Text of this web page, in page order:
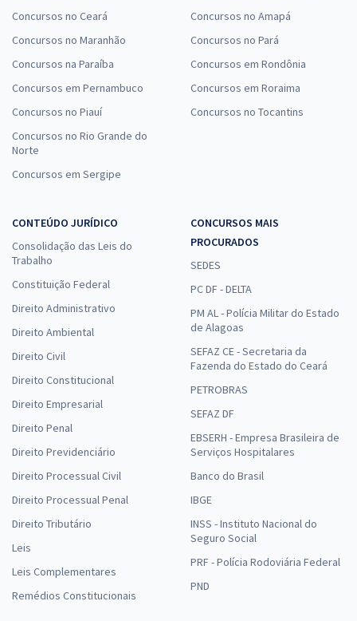
Concursos no Ceará
Concursos no Maranhão
Concursos na Paraíba
Concursos em Pernambuco
Concursos no Piauí
Concursos no Rio Grande do
Norte
Concursos em Sergipe
Concursos no Amapá
Concursos no Pará
Concursos em Rondônia
Concursos em Roraima
Concursos no Tocantins
CONTEÚDO JURÍDICO
Consolidação das Leis do
Trabalho
Constituição Federal
Direito Administrativo
Direito Ambiental
Direito Civil
Direito Constitucional
Direito Empresarial
Direito Penal
Direito Previdenciário
Direito Processual Civil
Direito Processual Penal
Direito Tributário
Leis
Leis Complementares
Remédios Constitucionais
CONCURSOS MAIS
PROCURADOS
SEDES
PC DF - DELTA
PM AL - Polícia Militar do Estado
de Alagoas
SEFAZ CE - Secretaria da
Fazenda do Estado do Ceará
PETROBRAS
SEFAZ DF
EBSERH - Empresa Brasileira de
Serviços Hospitalares
Banco do Brasil
IBGE
INSS - Instituto Nacional do
Seguro Social
PRF - Polícia Rodoviária Federal
PND